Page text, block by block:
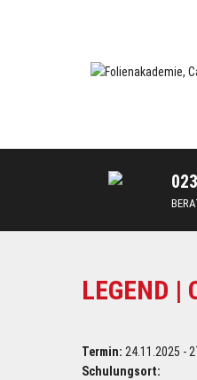
LEGEND |
Termin: 24.11.2025 -
Schulungsort: